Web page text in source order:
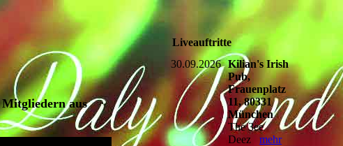
aus
Liveauftritte
30.09.2026 Kilian's Irish
Pub,
Frauenplatz
11, 80331
München
The 3ee
Deez mehr